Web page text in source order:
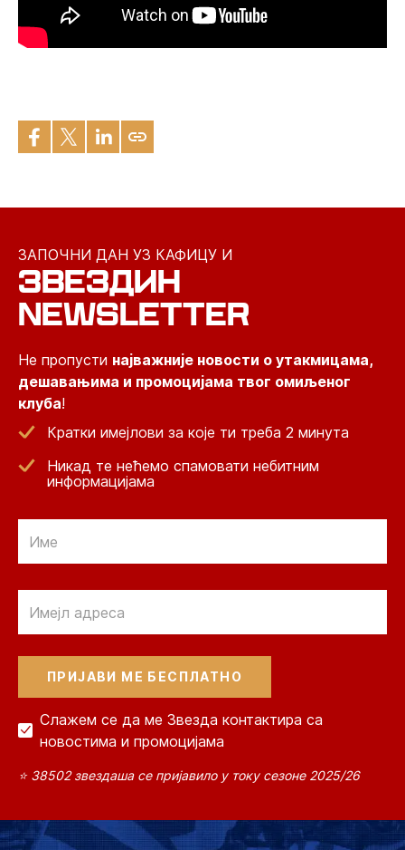
ЗАПОЧНИ ДАН УЗ КАФИЦУ И
ЗВЕЗДИН
NEWSLETTER
Не пропусти најважније новости о утакмицама,
дешавањима и промоцијама твог омиљеног
клуба!
Кратки имејлови за које ти треба 2 минута
Никад те нећемо спамовати небитним
информацијама
Слажем се да ме Звезда контактира са
новостима и промоцијама
⭐ 38502 звездаша се пријавило у току сезоне 2025/26